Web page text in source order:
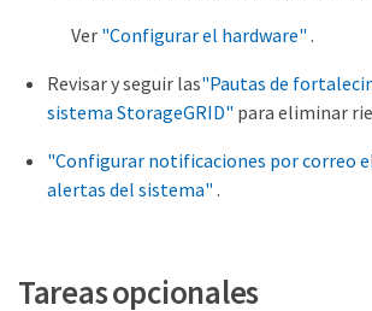
Ver "Configurar el hardware" .
Revisar y seguir las"Pautas de
sistema StorageGRID" para eliminar
"Configurar notificaciones por correo
alertas del sistema" .
Tareas opcionales